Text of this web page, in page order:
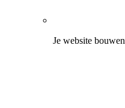
Je website bouwen